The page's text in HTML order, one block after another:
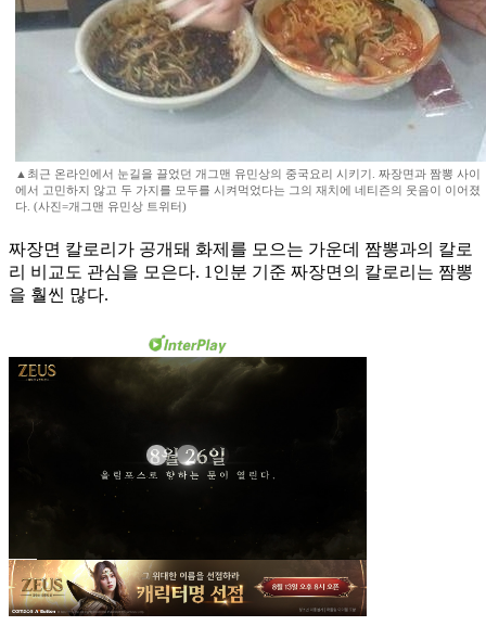
▲최근 온라인에서 눈길을 끌었던 개그맨 유민상의 중국요리 시키기. 짜장면과 짬뽕 사이
에서 고민하지 않고 두 가지를 모두를 시켜먹었다는 그의 재치에 네티즌의 웃음이 이어졌
다. (사진=개그맨 유민상 트위터)
짜장면 칼로리가 공개돼 화제를 모으는 가운데 짬뽕과의 칼로
리 비교도 관심을 모은다. 1인분 기준 짜장면의 칼로리는 짬뽕
을 훨씬 많다.